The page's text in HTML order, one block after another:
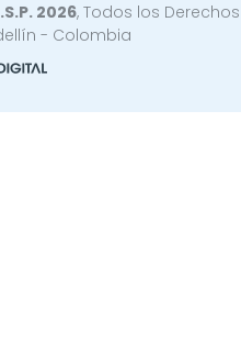
2026, Todos los Derechos
- Colombia